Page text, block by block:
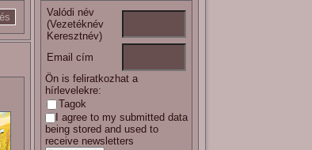
Valódi név
(Vezetéknév
Keresztnév)
Email cím
Ön is feliratkozhat a
hírlevelekre:
Tagok
I agree to my submitted data
being stored and used to
receive newsletters